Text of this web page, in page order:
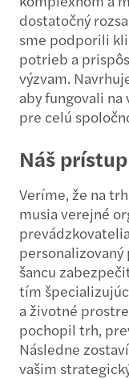
dostatočný
sme podporili
potrieb a
výzvam.
aby fungovali
pre celú
Náš prístup
Veríme, že na
musia verejné
personalizovaný
šancu
tím
a životné
pochopil trh,
Následne
vašim